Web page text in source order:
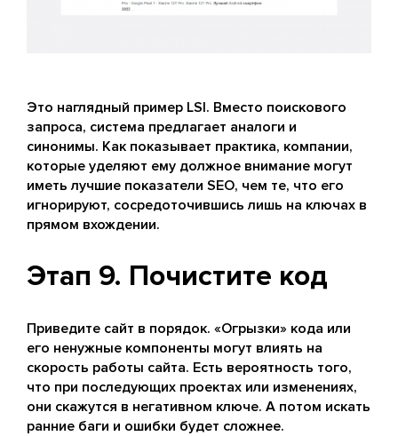
Это наглядный пример LSI. Вместо поискового
запроса, система предлагает аналоги и
синонимы. Как показывает практика, компании,
которые уделяют ему должное внимание могут
иметь лучшие показатели SEO, чем те, что его
игнорируют, сосредоточившись лишь на ключах в
прямом вхождении.
Этап 9. Почистите код
Приведите сайт в порядок. «Огрызки» кода или
его ненужные компоненты могут влиять на
скорость работы сайта. Есть вероятность того,
что при последующих проектах или изменениях,
они скажутся в негативном ключе. А потом искать
ранние баги и ошибки будет сложнее.